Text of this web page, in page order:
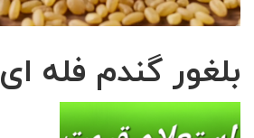
بلغور گندم فله ای